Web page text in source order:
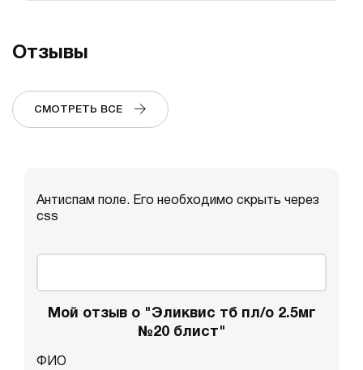
Отзывы
СМОТРЕТЬ ВСЕ
Антиспам поле. Его необходимо скрыть через
css
Мой отзыв о "Эликвис тб пл/о 2.5мг
№20 блист"
ФИО